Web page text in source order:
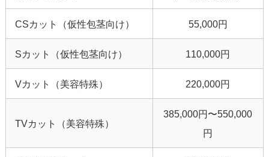
CSカット（仮性包茎向け） 55,000円
Sカット（仮性包茎向け） 110,000円
Vカット（美容特殊） 220,000円
TVカット（美容特殊）
385,000円〜550,000
円